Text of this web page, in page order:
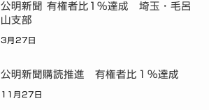
公明新聞 有権者比1%達成 埼玉・毛呂
山支部
3月27日
公明新聞購読推進 有権者比１％達成
11月27日